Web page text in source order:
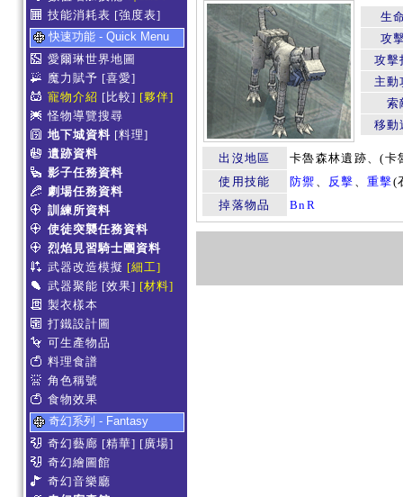
技能消耗表 [強度表]
快速功能 - Quick Menu
愛爾琳世界地圖
魔力賦予 [喜愛]
寵物介紹 [比較] [夥伴]
怪物導覽搜尋
地下城資料 [料理]
遺跡資料
影子任務資料
劇場任務資料
訓練所資料
使徒突襲任務資料
烈焰見習騎士團資料
武器改造模擬 [細工]
武器聚能 [效果] [材料]
製衣樣本
打鐵設計圖
可生產物品
料理食譜
角色稱號
食物效果
奇幻系列 - Fantasy
奇幻藝廊 [精華] [廣場]
奇幻繪圖館
奇幻音樂廳
生
攻
攻擊
主動
索
移動
出沒地區
卡魯森林遺跡、(卡
使用技能
防禦 、 反擊 、重擊(
掉落物品
BnR